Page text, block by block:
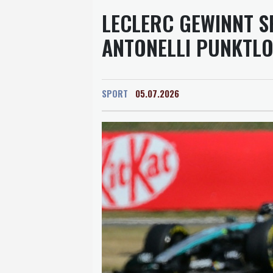
LECLERC GEWINNT
ANTONELLI
SPORT 05.07.2026